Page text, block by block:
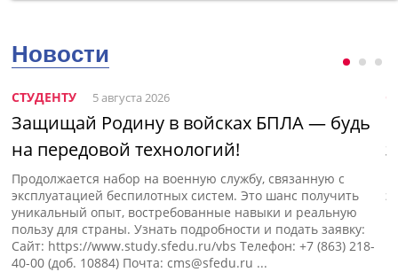
Новости
СТУДЕНТУ 5 августа 2026
Защищай Родину в войсках БПЛА — будь
на передовой технологий!
Продолжается набор на военную службу, связанную с
эксплуатацией беспилотных систем. Это шанс получить
уникальный опыт, востребованные навыки и реальную
пользу для страны. Узнать подробности и подать заявку:
Сайт: https://www.study.sfedu.ru/vbs Телефон: +7 (863) 218-
40-00 (доб. 10884) Почта:cms@sfedu.ru ...